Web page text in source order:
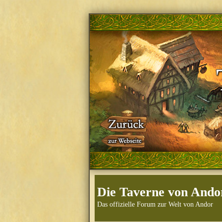
Die Taverne von
Das offizielle Forum zur Welt von Andor